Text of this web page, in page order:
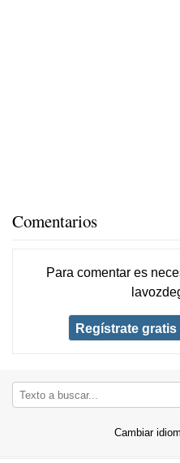
Comentarios
Para comentar es
Regístrate gratis
Cambiar